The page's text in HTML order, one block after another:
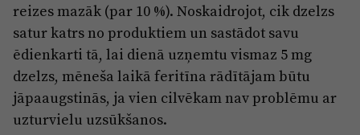
reizes mazāk (par 10 %). Noskaidrojot, cik dzelzs
satur katrs no produktiem un sastādot savu
ēdienkarti tā, lai dienā uzņemtu vismaz 5 mg
dzelzs, mēneša laikā feritīna rādītājam būtu
jāpaaugstinās, ja vien cilvēkam nav problēmu ar
uzturvielu uzsūkšanos.